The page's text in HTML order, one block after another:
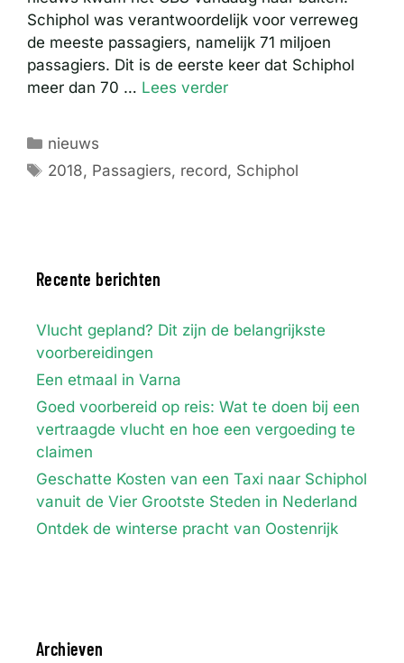
Schiphol was verantwoordelijk voor verreweg
de meeste passagiers, namelijk 71 miljoen
passagiers. Dit is de eerste keer dat Schiphol
meer dan 70 … Lees verder
Categorieën
nieuws
Tags
2018, Passagiers, record, Schiphol
Recente berichten
Vlucht gepland? Dit zijn de belangrijkste
voorbereidingen
Een etmaal in Varna
Goed voorbereid op reis: Wat te doen bij een
vertraagde vlucht en hoe een vergoeding te
claimen
Geschatte Kosten van een Taxi naar Schiphol
vanuit de Vier Grootste Steden in Nederland
Ontdek de winterse pracht van Oostenrijk
Archieven